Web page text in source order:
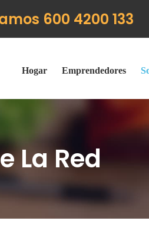
600 4200 133
Hogar Emprendedores
La Red